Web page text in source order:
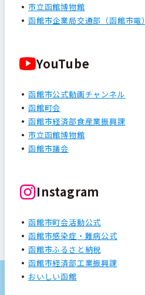
市立函館博物館
函館市企業局交通部（函館市電）
YouTube
函館市公式動画チャンネル
函館町会
函館市経済部食産業振興課
市立函館博物館
函館市議会
Instagram
函館市町会活動公式
函館市感染症・難病公式
函館市ふるさと納税
函館市経済部工業振興課
おいしい函館